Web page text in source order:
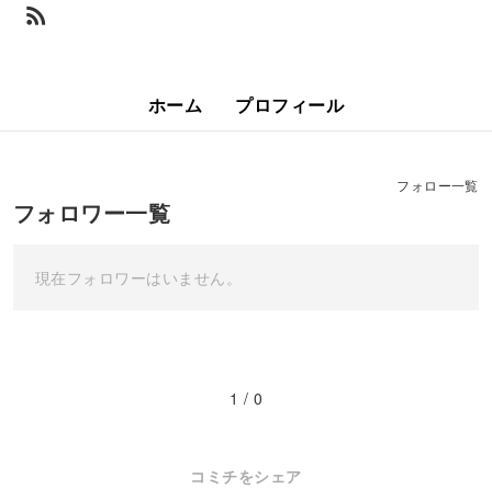
rss_feed
ホーム プロフィール
フォロワー一覧
フォロー一覧
現在フォロワーはいません。
1 / 0
コミチをシェア